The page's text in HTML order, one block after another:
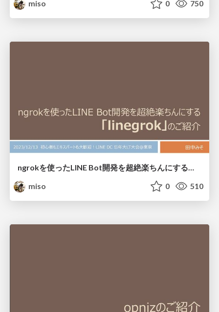
miso 0 750
miso
0 510